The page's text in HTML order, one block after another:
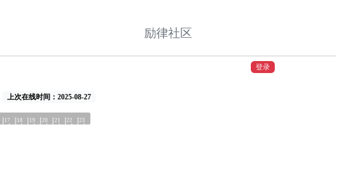
励律社区
登录
上次在线时间：2025-08-27
17 18 19 20 21 22 23